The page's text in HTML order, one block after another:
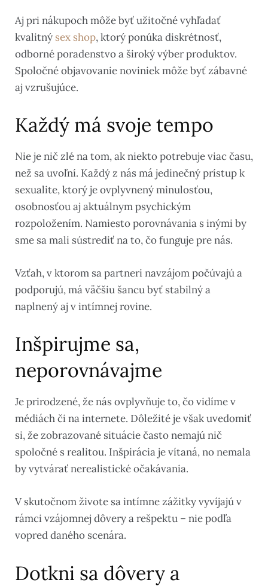
Aj pri nákupoch môže byť užitočné vyhľadať
kvalitný sex shop, ktorý ponúka diskrétnosť,
odborné poradenstvo a široký výber produktov.
Spoločné objavovanie noviniek môže byť zábavné
aj vzrušujúce.
Každý má svoje tempo
Nie je nič zlé na tom, ak niekto potrebuje viac času,
než sa uvoľní. Každý z nás má jedinečný prístup k
sexualite, ktorý je ovplyvnený minulosťou,
osobnosťou aj aktuálnym psychickým
rozpoložením. Namiesto porovnávania s inými by
sme sa mali sústrediť na to, čo funguje pre nás.
Vzťah, v ktorom sa partneri navzájom počúvajú a
podporujú, má väčšiu šancu byť stabilný a
naplnený aj v intímnej rovine.
Inšpirujme sa,
neporovnávajme
Je prirodzené, že nás ovplyvňuje to, čo vidíme v
médiách či na internete. Dôležité je však uvedomiť
si, že zobrazované situácie často nemajú nič
spoločné s realitou. Inšpirácia je vítaná, no nemala
by vytvárať nerealistické očakávania.
V skutočnom živote sa intímne zážitky vyvíjajú v
rámci vzájomnej dôvery a rešpektu – nie podľa
vopred daného scenára.
Dotkni sa dôvery a